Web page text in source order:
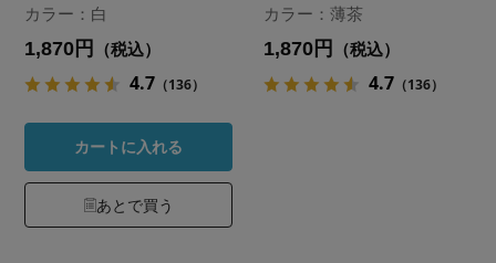
カラー：白
1,870円 （税込）
4.7 （136）
カートに入れる
あとで買う
カラー：薄茶
1,870円 （税込）
4.7 （136）